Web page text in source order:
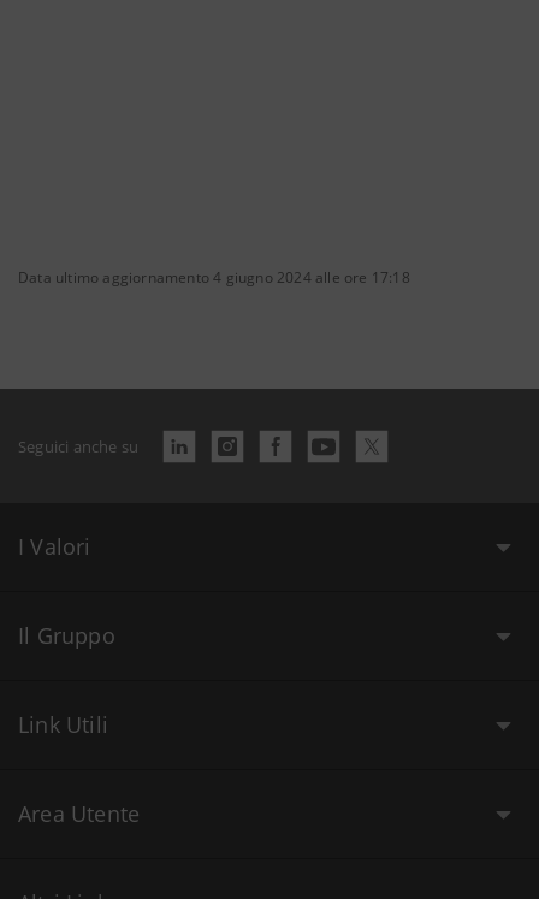
Data ultimo aggiornamento 4 giugno 2024 alle ore 17:18
Seguici anche su
I Valori
Il Gruppo
Link Utili
Area Utente